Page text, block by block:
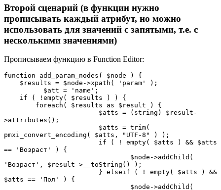
Второй сценарий (в функции нужно
прописывать каждый атрибут, но можно
использовать для значений с запятыми, т.е. с
несколькими значениями)
Прописываем функцию в Function Editor:
function add_param_nodes( $node ) {
>attributes();
pmxi_convert_encoding( $atts, "UTF-8" ) );
== 'Возраст' ) {
'Возраст', $result->__toString() );
$atts == 'Пол' ) {